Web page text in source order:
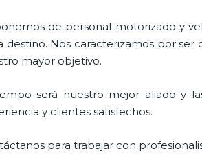
de personal motorizado y
destino. Nos caracterizamos por
mayor objetivo.
será nuestro mejor aliado y
y clientes satisfechos.
para trabajar con